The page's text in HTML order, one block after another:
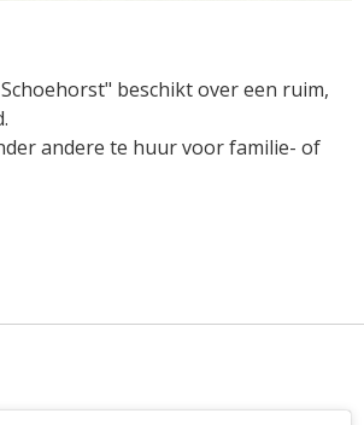
beschikt over een ruim,
andere te huur voor familie- of